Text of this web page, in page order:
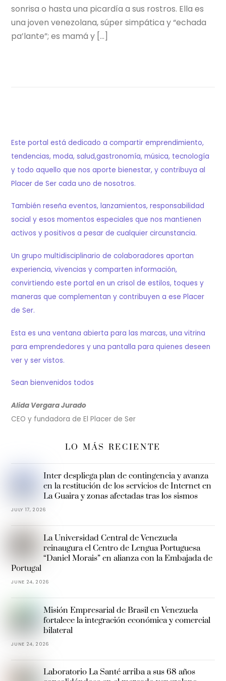
sonrisa o hasta una picardía a sus rostros. Ella es
una joven venezolana, súper simpática y “echada
pa’lante”; es mamá y […]
Este portal está dedicado a compartir emprendimiento,
tendencias, moda, salud,gastronomía, música, tecnología
y todo aquello que nos aporte bienestar, y contribuya al
Placer de Ser cada uno de nosotros.
También reseña eventos, lanzamientos, responsabilidad
social y esos momentos especiales que nos mantienen
activos y positivos a pesar de cualquier circunstancia.
Un grupo multidisciplinario de colaboradores aportan
experiencia, vivencias y comparten información,
convirtiendo este portal en un crisol de estilos, toques y
maneras que complementan y contribuyen a ese Placer
de Ser.
Esta es una ventana abierta para las marcas, una vitrina
para emprendedores y una pantalla para quienes deseen
ver y ser vistos.
Sean bienvenidos todos
Alida Vergara Jurado
CEO y fundadora de El Placer de Ser
LO MÁS RECIENTE
Inter despliega plan de contingencia y avanza
en la restitución de los servicios de Internet en
La Guaira y zonas afectadas tras los sismos
JULY 17, 2026
La Universidad Central de Venezuela
reinaugura el Centro de Lengua Portuguesa
“Daniel Morais” en alianza con la Embajada de
Portugal
JUNE 24, 2026
Misión Empresarial de Brasil en Venezuela
fortalece la integración económica y comercial
bilateral
JUNE 24, 2026
Laboratorio La Santé arriba a sus 68 años